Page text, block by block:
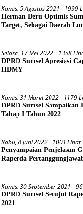
Kamis, 5 Agustus 2021 1999
Herman Deru Optimis
Target, Sebagai Daerah
Selasa, 17 Mei 2022 1358
DPRD Sumsel Apresiasi
HDMY
Kamis, 31 Maret 2022 1179
DPRD Sumsel Sampaikan
Tahap I Tahun 2022
Rabu, 8 Juni 2022 1001 Lihat
Penyampaian Penjelasan
Raperda
Kamis, 30 September 2021
DPRD Sumsel Setujui
2021